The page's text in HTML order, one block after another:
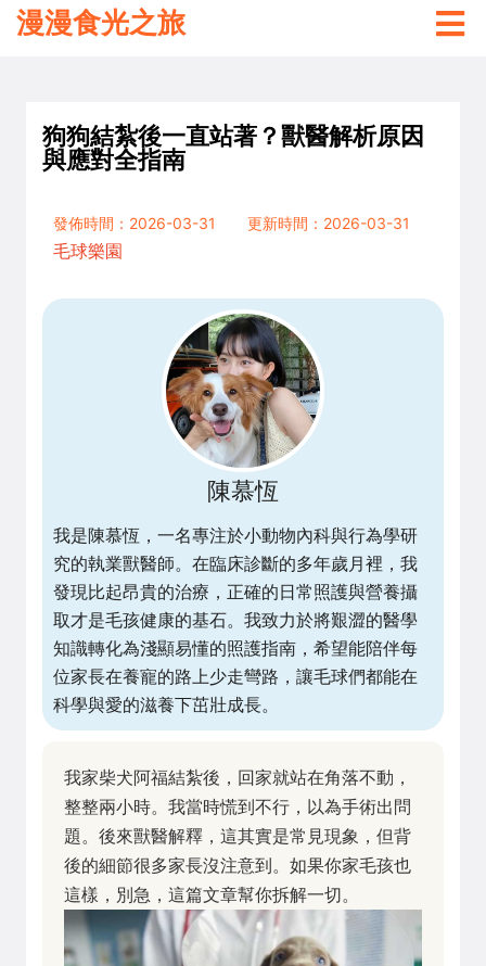
漫漫食光之旅
狗狗結紮後一直站著？獸醫解析原因
與應對全指南
發佈時間：2026-03-31
更新時間：2026-03-31
毛球樂園
陳慕恆
我是陳慕恆，一名專注於小動物內科與行為學研
究的執業獸醫師。在臨床診斷的多年歲月裡，我
發現比起昂貴的治療，正確的日常照護與營養攝
取才是毛孩健康的基石。我致力於將艱澀的醫學
知識轉化為淺顯易懂的照護指南，希望能陪伴每
位家長在養寵的路上少走彎路，讓毛球們都能在
科學與愛的滋養下茁壯成長。
我家柴犬阿福結紮後，回家就站在角落不動，
整整兩小時。我當時慌到不行，以為手術出問
題。後來獸醫解釋，這其實是常見現象，但背
後的細節很多家長沒注意到。如果你家毛孩也
這樣，別急，這篇文章幫你拆解一切。